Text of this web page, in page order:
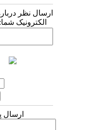
ارسال نظر
الکترونیک شما:
ارسال